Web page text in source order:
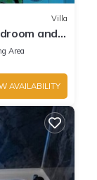
Villa
and
Area
AVAILABILITY